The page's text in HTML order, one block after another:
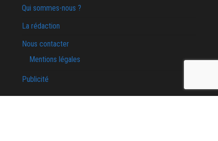
Qui sommes-nous ?
La rédaction
Nous contacter
Mentions légales
Publicité